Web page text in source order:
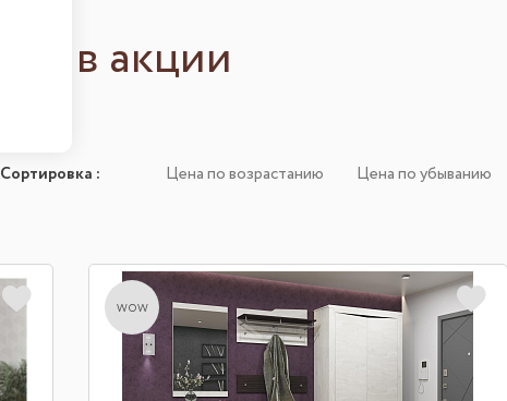
в акции
Сортировка : Цена по возрастанию Цена по убыванию
wow